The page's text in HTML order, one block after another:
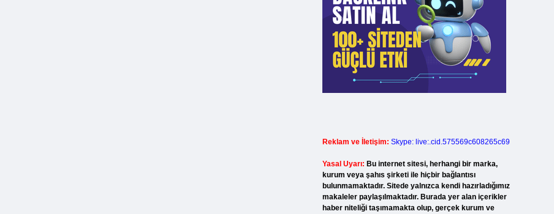
Reklam ve İletişim: Skype: live:.cid.575569c608265c69
Yasal Uyarı: Bu internet sitesi, herhangi bir marka,
kurum veya şahıs şirketi ile hiçbir bağlantısı
bulunmamaktadır. Sitede yalnızca kendi hazırladığımız
makaleler paylaşılmaktadır. Burada yer alan içerikler
haber niteliği taşımamakta olup, gerçek kurum ve